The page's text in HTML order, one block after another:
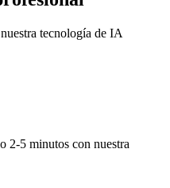
tecnología de IA
2-5 minutos con nuestra